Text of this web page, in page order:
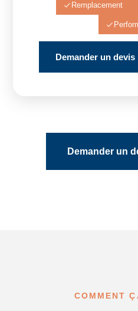
Remplacement
Demander un devis
Demander un
COMMENT